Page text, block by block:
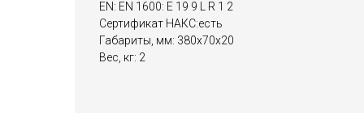
EN: EN 1600: E 19 9 L R 1 2
Сертификат НАКС:есть
Габариты, мм: 380x70x20
Вес, кг: 2